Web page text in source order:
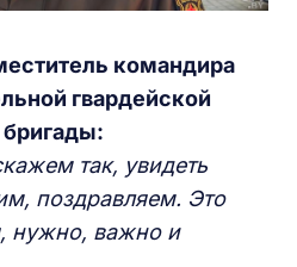
командира
гвардейской
так, увидеть
поздравляем. Это
нужно, важно и